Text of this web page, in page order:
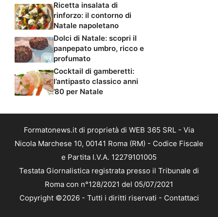
Ricetta insalata di
rinforzo: il contorno di
Natale napoletano
Dolci di Natale: scopri il
panpepato umbro, ricco e
profumato
Cocktail di gamberetti:
l’antipasto classico anni
’80 per Natale
Formatonews.it di proprietà di WEB 365 SRL - Via
Nicola Marchese 10, 00141 Roma (RM) - Codice Fiscale
e Partita I.V.A. 12279101005
Testata Giornalistica registrata presso il Tribunale di
Roma con n°128/2021 del 05/07/2021
Copyright ©2026 - Tutti i diritti riservati - Contattaci